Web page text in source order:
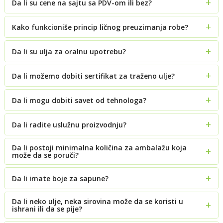
Da li su cene na sajtu sa PDV-om ili bez?
Kako funkcioniše princip ličnog preuzimanja robe?
Da li su ulja za oralnu upotrebu?
Da li možemo dobiti sertifikat za traženo ulje?
Da li mogu dobiti savet od tehnologa?
Da li radite uslužnu proizvodnju?
Da li postoji minimalna količina za ambalažu koja
može da se poruči?
Da li imate boje za sapune?
Da li neko ulje, neka sirovina može da se koristi u
ishrani ili da se pije?